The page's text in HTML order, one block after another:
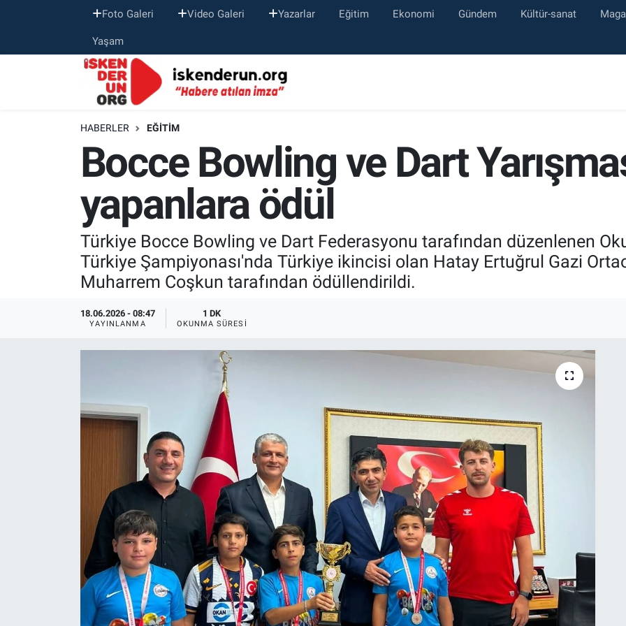
Foto Galeri Video Galeri Yazarlar Eğitim Ekonomi Gündem Kültür-sanat
Yaşam
HABERLER EĞITIM
Bocce Bowling ve Dart
yapanlara ödül
Türkiye Bocce Bowling ve Dart Federasyonu tarafından düzenlenen
Türkiye Şampiyonası'nda Türkiye ikincisi olan Hatay Ertuğrul Gazi
Muharrem Coşkun tarafından ödüllendirildi.
18.06.2026 - 08:47
YAYINLANMA
1 DK
OKUNMA SÜRESI